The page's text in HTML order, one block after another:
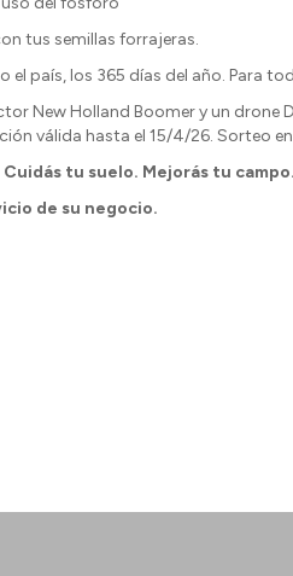
tus semillas forrajeras.
el país, los 365 días del año. Para
New Holland Boomer y un
válida hasta el 15/4/26. Sorteo
tu suelo. Mejorás tu
de su negocio.